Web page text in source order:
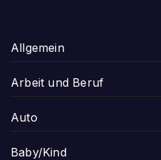
Allgemein
Arbeit und Beruf
Auto
Baby/Kind